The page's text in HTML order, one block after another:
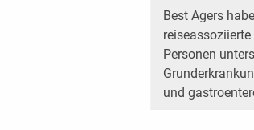
Best Agers
Personen
und